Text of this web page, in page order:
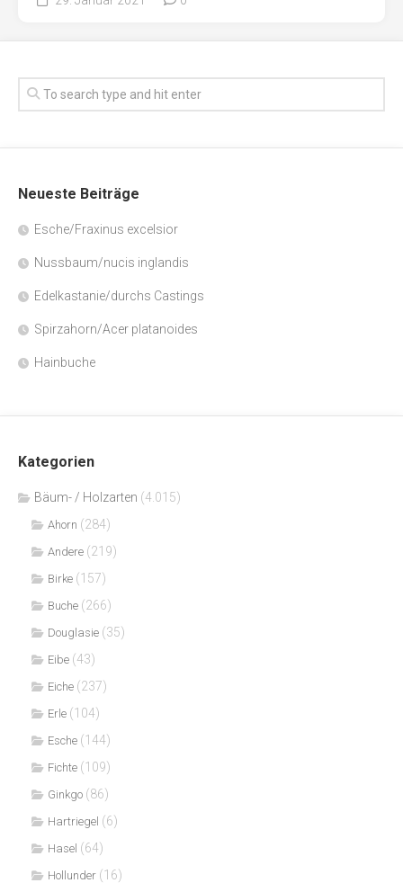
Neueste Beiträge
Esche/Fraxinus excelsior
Nussbaum/nucis inglandis
Edelkastanie/durchs Castings
Spirzahorn/Acer platanoides
Hainbuche
Kategorien
Bäum- / Holzarten (4.015)
Ahorn (284)
Andere (219)
Birke (157)
Buche (266)
Douglasie (35)
Eibe (43)
Eiche (237)
Erle (104)
Esche (144)
Fichte (109)
Ginkgo (86)
Hartriegel (6)
Hasel (64)
Hollunder (16)